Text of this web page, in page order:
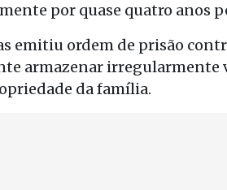
por quase quatro anos
emitiu ordem de prisão
armazenar irregularmente
da família.